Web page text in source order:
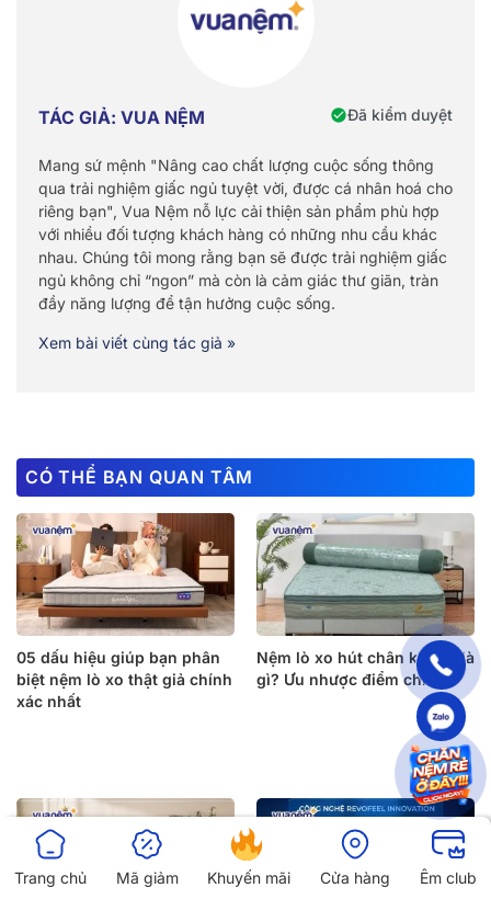
TÁC GIẢ: VUA NỆM Đã kiểm duyệt
Mang sứ mệnh "Nâng cao chất lượng cuộc sống thông
qua trải nghiệm giấc ngủ tuyệt vời, được cá nhân hoá cho
riêng bạn", Vua Nệm nỗ lực cải thiện sản phẩm phù hợp
với nhiều đối tượng khách hàng có những nhu cầu khác
nhau. Chúng tôi mong rằng bạn sẽ được trải nghiệm giấc
ngủ không chỉ “ngon” mà còn là cảm giác thư giãn, tràn
đầy năng lượng để tận hưởng cuộc sống.
Xem bài viết cùng tác giả »
CÓ THỂ BẠN QUAN TÂM
05 dấu hiệu giúp bạn phân
biệt nệm lò xo thật giả chính
xác nhất
Nệm lò xo hút chân không là
gì? Ưu nhược điểm chi tiết
Trang chủ Mã giảm Khuyến mãi Cửa hàng Êm club